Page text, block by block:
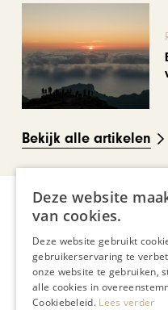
Bekijk alle artikelen
Deze website
van cookies.
Deze website gebruikt
gebruikerservaring te
onze website te gebruiken,
alle cookies in
Cookiebeleid. Lees verder